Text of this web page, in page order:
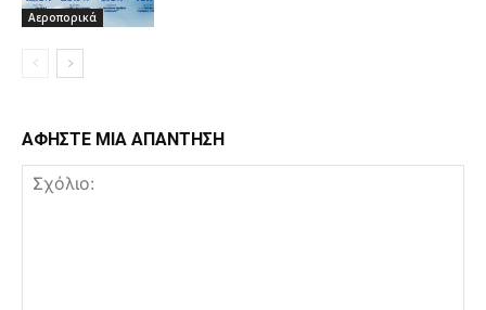
Αεροπορικά
ΑΦΗΣΤΕ ΜΙΑ ΑΠΑΝΤΗΣΗ